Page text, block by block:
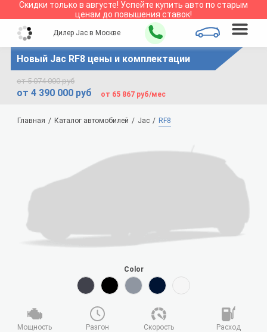
Скидки только в августе! Успейте купить авто по старым
ценам до повышения ставок!
Дилер Jac в Москве
Новый Jac RF8 цены и комплектации
от 5 074 000 руб
от 4 390 000 руб от 65 867 руб/мес
Главная Каталог автомобилей Jac RF8
Мощность
Разгон
Cкорость
Расход
Color